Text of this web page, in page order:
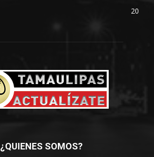
20
¿QUIENES SOMOS?